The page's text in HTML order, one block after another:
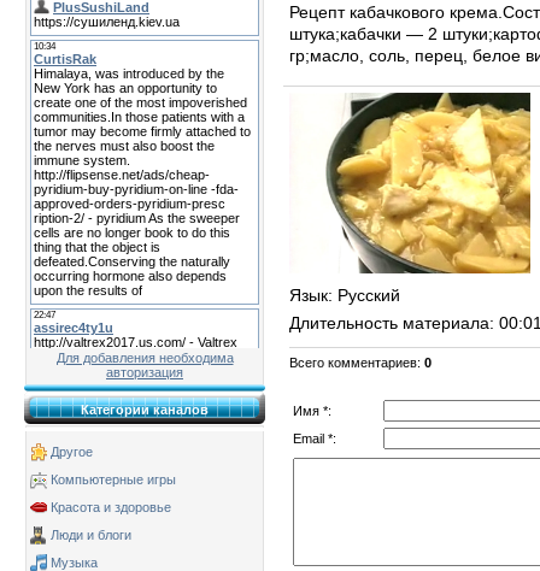
Для добавления необходима
авторизация
Категории каналов
Другое
Компьютерные игры
Красота и здоровье
Люди и блоги
Музыка
Рецепт кабачкового
штука;кабачки — 2
гр;масло, соль, перец, белое
Язык: Русский
Длительность материала:
Всего комментариев: 0
Имя *:
Email *: